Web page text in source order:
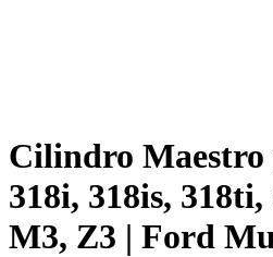
Cilindro
318i, 318is, 318ti,
M3, Z3 | Ford